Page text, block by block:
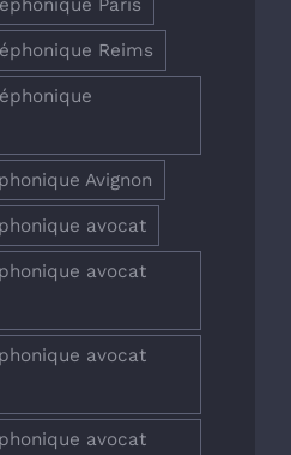
Paris
Reims
Avignon
avocat
avocat
avocat
avocat